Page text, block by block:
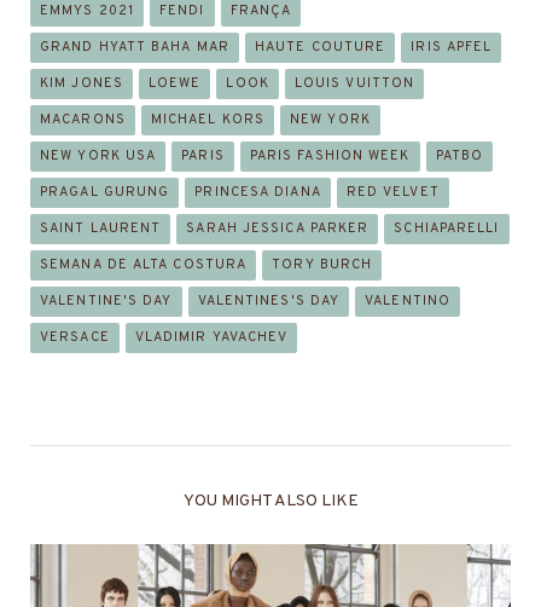
EMMYS 2021 FENDI FRANÇA
GRAND HYATT BAHA MAR HAUTE COUTURE IRIS APFEL
KIM JONES LOEWE LOOK LOUIS VUITTON
MACARONS MICHAEL KORS NEW YORK
NEW YORK USA PARIS PARIS FASHION WEEK PATBO
PRAGAL GURUNG PRINCESA DIANA RED VELVET
SAINT LAURENT SARAH JESSICA PARKER SCHIAPARELLI
SEMANA DE ALTA COSTURA TORY BURCH
VALENTINE'S DAY VALENTINES'S DAY VALENTINO
VERSACE VLADIMIR YAVACHEV
YOU MIGHT ALSO LIKE